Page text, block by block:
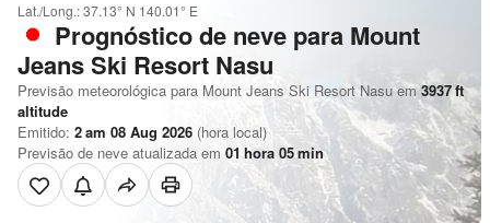
Lat./Long.:37.13° N 140.01° E
Prognóstico de neve para Mount
Jeans Ski Resort Nasu
Previsão meteorológica para Mount Jeans Ski Resort Nasu em 3937ft
altitude
Emitido: 2 am 08 Aug 2026 (hora local)
Previsão de neve atualizada em 01 hora 05min